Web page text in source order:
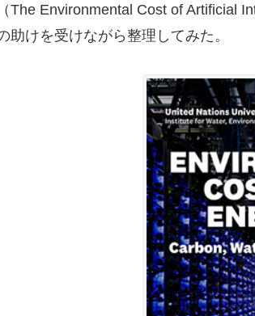
（The Environmental Cost of Artificial
助けを受けながら整理してみた。